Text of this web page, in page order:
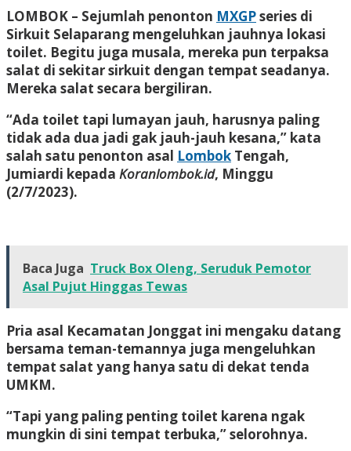
LOMBOK – Sejumlah penonton MXGPseries di
Sirkuit Selaparang mengeluhkan jauhnya lokasi
toilet. Begitu juga musala, mereka pun terpaksa
salat di sekitar sirkuit dengan tempat seadanya.
Mereka salat secara bergiliran.
“Ada toilet tapi lumayan jauh, harusnya paling
tidak ada dua jadi gak jauh-jauh kesana,” kata
salah satu penonton asal Lombok Tengah,
Jumiardi kepada Koranlombok.id, Minggu
(2/7/2023).
Baca Juga Truck Box Oleng, Seruduk Pemotor
Asal Pujut Hinggas Tewas
Pria asal Kecamatan Jonggat ini mengaku datang
bersama teman-temannya juga mengeluhkan
tempat salat yang hanya satu di dekat tenda
UMKM.
“Tapi yang paling penting toilet karena ngak
mungkin di sini tempat terbuka,” selorohnya.